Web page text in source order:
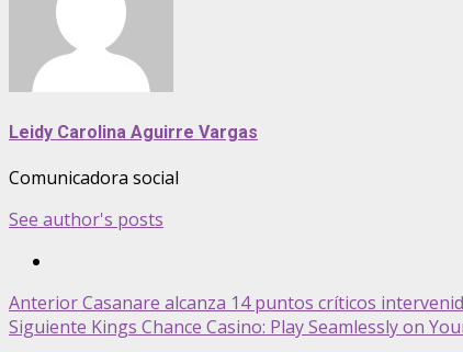
Leidy Carolina Aguirre Vargas
Comunicadora social
See author's posts
Post
navigation
AnteriorCasanare alcanza 14 puntos críticos
Siguiente Kings Chance Casino: Play Seamlessly on